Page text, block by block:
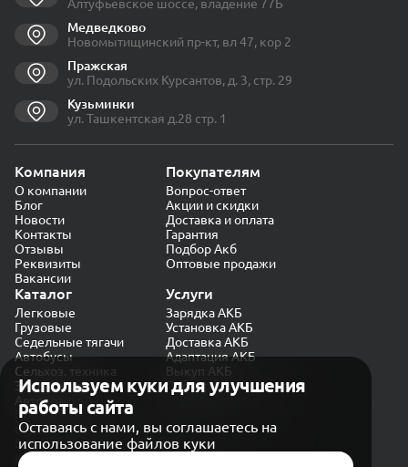
Используем куки для улучшения
работы сайта
Оставаясь с нами, вы соглашаетесь на
использование файлов куки
Алтуфьевское шоссе, владение 77Б
Медведково
Новомытищинский пр-кт, вл 47, кор 2
Пражская
ул. Подольских Курсантов, д. 3, стр. 29
Кузьминки
ул. Ташкентская д.28 стр. 1
Компания
О компании
Блог
Новости
Контакты
Отзывы
Реквизиты
Вакансии
Покупателям
Вопрос-ответ
Акции и скидки
Доставка и оплата
Гарантия
Подбор Акб
Оптовые продажи
Каталог
Легковые
Грузовые
Седельные тягачи
Автобусы
Сельхоз. техника
Экскаваторы
Автокраны
Услуги
Зарядка АКБ
Установка АКБ
Доставка АКБ
Адаптация АКБ
Выкуп АКБ
Проверка генератора
Политика конфиденциальности
Обработка персональных данных
Согласие на обработку в «Яндекс.Метрика»
Карта сайта